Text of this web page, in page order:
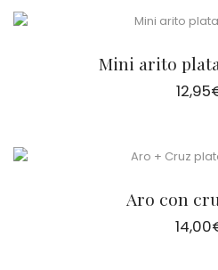
Mini arito
12,95
Aro con
14,00